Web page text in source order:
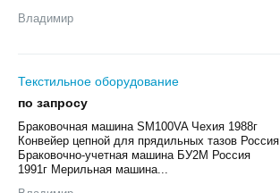
Владимир
Текстильное оборудование
по запросу
Браковочная машина SM100VA Чехия 1988г
Конвейер цепной для прядильных тазов Россия
Браковочно-учетная машина БУ2М Россия
1991г Мерильная машина...